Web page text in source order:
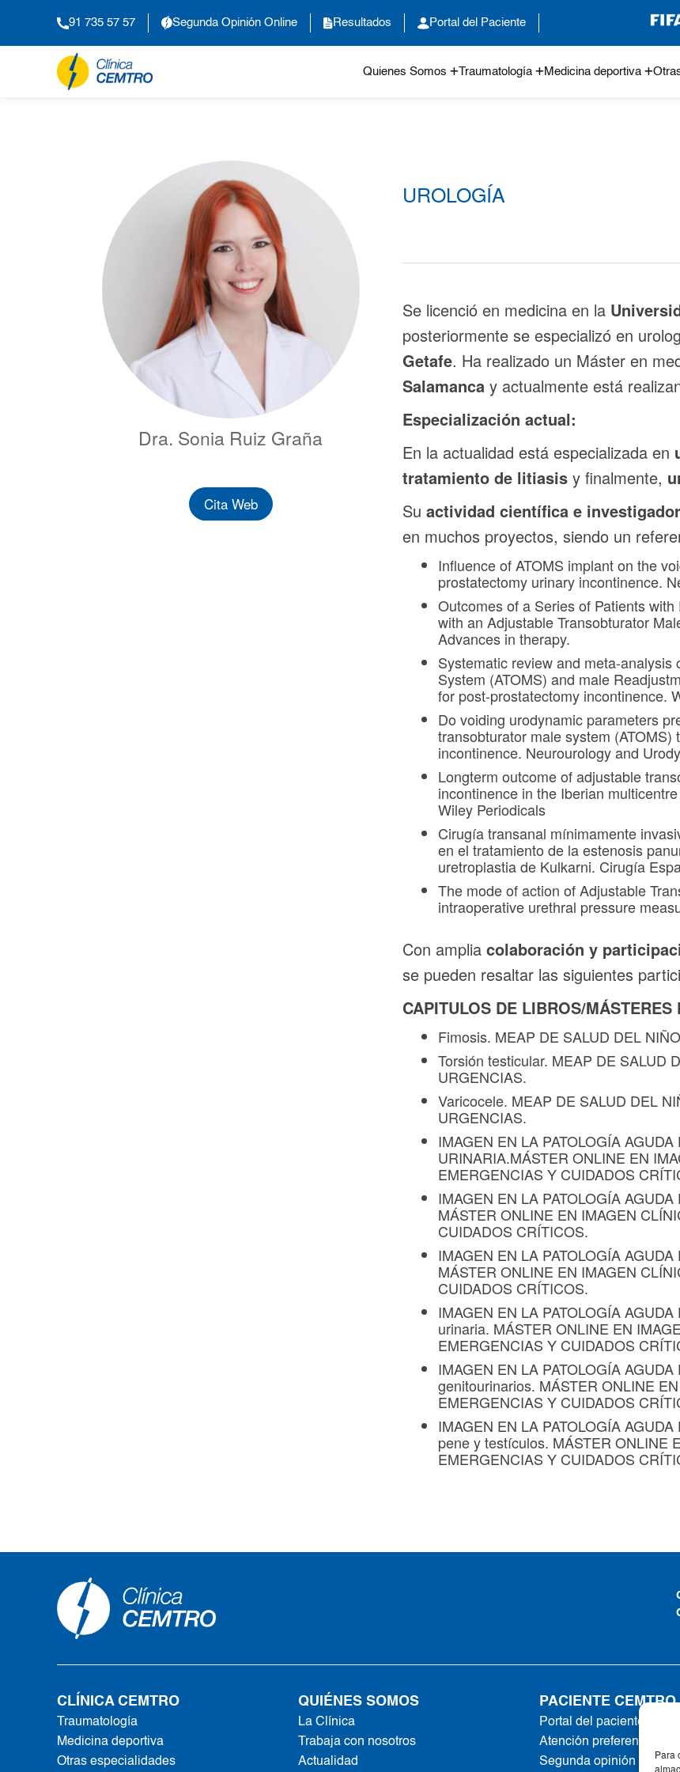
Para
91 735 57 57 Segunda Opinión Online Resultados Portal del Paciente
Quienes Somos Traumatología Medicina deportiva
Dra. Sonia Ruiz Graña
Cita Web
UROLOGÍA
Se licenció en medicina en la
posteriormente se especializó en
Getafe. Ha realizado un Máster en
Salamancay actualmente está
Especialización actual:
En la actualidad está especializada en
tratamiento de litiasisy finalmente,
Su actividad científica e
en muchos proyectos, siendo un
Influence of ATOMS implant on the
prostatectomy urinary incontinence.
Outcomes of a Series of Patients
with an Adjustable Transobturator
Advances in therapy.
Systematic review and
System (ATOMS) and male
for post‐prostatectomy incontinence.
Do voiding urodynamic parameters
transobturator male system
incontinence. Neurourology and
Longterm outcome of adjustable
incontinence in the Iberian
Wiley Periodicals
Cirugía transanal mínimamente
en el tratamiento de la estenosis
uretroplastia de Kulkarni. Cirugía
The mode of action of Adjustable
intraoperative urethral pressure
Con amplia colaboración y
se pueden resaltar las siguientes
CAPITULOS DE LIBROS/MÁSTERES
Fimosis. MEAP DE SALUD DEL
Torsión testicular. MEAP DE SALUD
URGENCIAS.
Varicocele. MEAP DE SALUD DEL
URGENCIAS.
IMAGEN EN LA PATOLOGÍA
URINARIA.MÁSTER ONLINE EN
EMERGENCIAS Y CUIDADOS
IMAGEN EN LA PATOLOGÍA
MÁSTER ONLINE EN IMAGEN
CUIDADOS CRÍTICOS.
IMAGEN EN LA PATOLOGÍA
MÁSTER ONLINE EN IMAGEN
CUIDADOS CRÍTICOS.
IMAGEN EN LA PATOLOGÍA
urinaria. MÁSTER ONLINE EN
EMERGENCIAS Y CUIDADOS
IMAGEN EN LA PATOLOGÍA
genitourinarios. MÁSTER ONLINE
EMERGENCIAS Y CUIDADOS
IMAGEN EN LA PATOLOGÍA
pene y testículos. MÁSTER ONLINE
EMERGENCIAS Y CUIDADOS
CLÍNICA CEMTRO
Traumatología
Medicina deportiva
Otras especialidades
QUIÉNES SOMOS
La Clínica
Trabaja con nosotros
Actualidad
PACIENTE CEMTRO
Portal del paciente
Atención preferente
Segunda opinión online